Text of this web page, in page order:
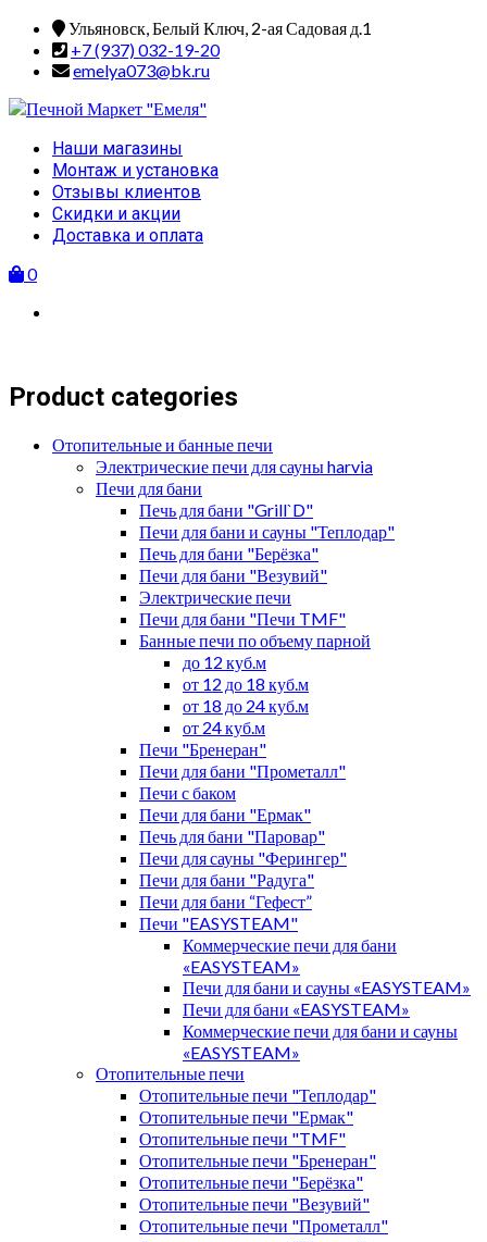
Skip
content
Ульяновск, Белый Ключ, 2-ая Садовая д.1
+7 (937) 032-19-20
emelya073@bk.ru
Primary
Menu
Наши магазины
Монтаж и установка
Отзывы клиентов
Скидки и акции
Доставка и оплата
0
Product categories
Отопительные и банные печи
Электрические печи для сауны harvia
Печи для бани
Печь для бани "Grill`D"
Печи для бани и сауны "Теплодар"
Печь для бани "Берёзка"
Печи для бани "Везувий"
Электрические печи
Печи для бани "Печи TMF"
Банные печи по объему парной
до 12 куб.м
от 12 до 18 куб.м
от 18 до 24 куб.м
от 24 куб.м
Печи "Бренеран"
Печи для бани "Прометалл"
Печи с баком
Печи для бани "Ермак"
Печь для бани "Паровар"
Печи для сауны "Ферингер"
Печи для бани "Радуга"
Печи для бани “Гефест”
Печи "EASYSTEAM"
Коммерческие печи для бани
«EASYSTEAM»
Печи для бани и сауны «EASYSTEAM»
Печи для бани «EASYSTEAM»
Коммерческие печи для бани и сауны
«EASYSTEAM»
Отопительные печи
Отопительные печи "Теплодар"
Отопительные печи "Ермак"
Отопительные печи "TMF"
Отопительные печи "Бренеран"
Отопительные печи "Берёзка"
Отопительные печи "Везувий"
Отопительные печи "Прометалл"